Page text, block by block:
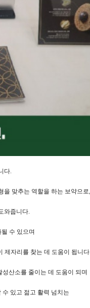
다.
맞추는 역할을 하는 보약으로,
와줍니다.
수 있으며
제자리를 찾는 데 도움이 됩니다.
산소를 줄이는 데 도움이 되며
있고 젊고 활력 넘치는